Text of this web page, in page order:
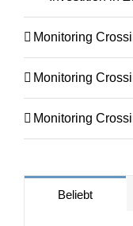
Monitoring
Monitoring
Monitoring
Beliebt